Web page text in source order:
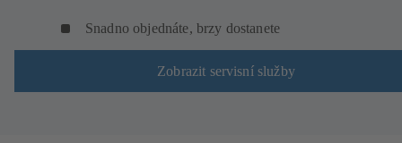
Snadno objednáte, brzy dostanete
Zobrazit servisní služby